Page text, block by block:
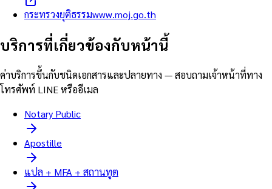
กระทรวงยุติธรรมwww.moj.go.th
บริการที่เกี่ยวข้องกับหน้านี้
ค่าบริการขึ้นกับชนิดเอกสารและปลายทาง — สอบถามเจ้าหน้าที่ทาง
โทรศัพท์ LINE หรืออีเมล
Notary Public
Apostille
แปล + MFA + สถานทูต